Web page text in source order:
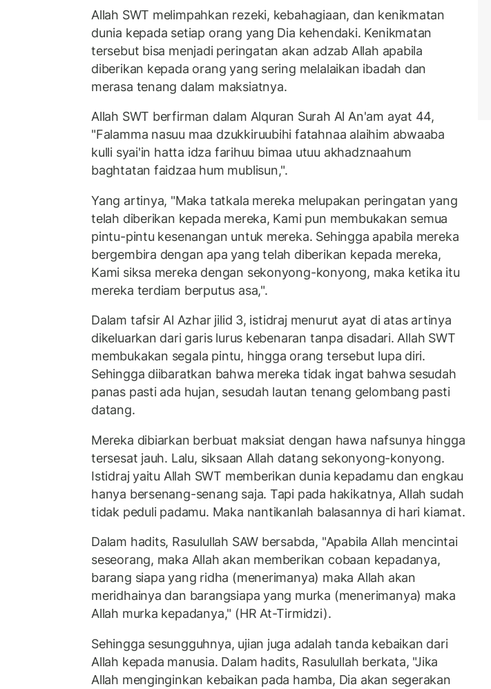
Allah SWT melimpahkan rezeki, kebahagiaan, dan kenikmatan
dunia kepada setiap orang yang Dia kehendaki. Kenikmatan
tersebut bisa menjadi peringatan akan adzab Allah apabila
diberikan kepada orang yang sering melalaikan ibadah dan
merasa tenang dalam maksiatnya.
Allah SWT berfirman dalam Alquran Surah Al An'am ayat 44,
"Falamma nasuu maa dzukkiruubihi fatahnaa alaihim abwaaba
kulli syai'in hatta idza farihuu bimaa utuu akhadznaahum
baghtatan faidzaa hum mublisun,".
Yang artinya, "Maka tatkala mereka melupakan peringatan yang
telah diberikan kepada mereka, Kami pun membukakan semua
pintu-pintu kesenangan untuk mereka. Sehingga apabila mereka
bergembira dengan apa yang telah diberikan kepada mereka,
Kami siksa mereka dengan sekonyong-konyong, maka ketika itu
mereka terdiam berputus asa,".
Dalam tafsir Al Azhar jilid 3, istidraj menurut ayat di atas artinya
dikeluarkan dari garis lurus kebenaran tanpa disadari. Allah SWT
membukakan segala pintu, hingga orang tersebut lupa diri.
Sehingga diibaratkan bahwa mereka tidak ingat bahwa sesudah
panas pasti ada hujan, sesudah lautan tenang gelombang pasti
datang.
Mereka dibiarkan berbuat maksiat dengan hawa nafsunya hingga
tersesat jauh. Lalu, siksaan Allah datang sekonyong-konyong.
Istidraj yaitu Allah SWT memberikan dunia kepadamu dan engkau
hanya bersenang-senang saja. Tapi pada hakikatnya, Allah sudah
tidak peduli padamu. Maka nantikanlah balasannya di hari kiamat.
Dalam hadits, Rasulullah SAW bersabda, "Apabila Allah mencintai
seseorang, maka Allah akan memberikan cobaan kepadanya,
barang siapa yang ridha (menerimanya) maka Allah akan
meridhainya dan barangsiapa yang murka (menerimanya) maka
Allah murka kepadanya," (HR At-Tirmidzi).
Sehingga sesungguhnya, ujian juga adalah tanda kebaikan dari
Allah kepada manusia. Dalam hadits, Rasulullah berkata, "Jika
Allah menginginkan kebaikan pada hamba, Dia akan segerakan